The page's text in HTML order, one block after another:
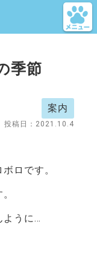
季節
案内
投稿日： 2021.10.4
ロです。
ように…